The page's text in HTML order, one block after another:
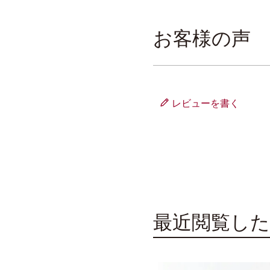
ネット限定ケース
ギフトセット 1,000
お客様の声
レビューを書く
最近閲覧し